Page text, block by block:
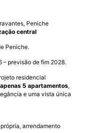
Peniche
central
Peniche.
previsão de fim 2028.
residencial
5 apartamentos,
e uma vista única
arrendamento